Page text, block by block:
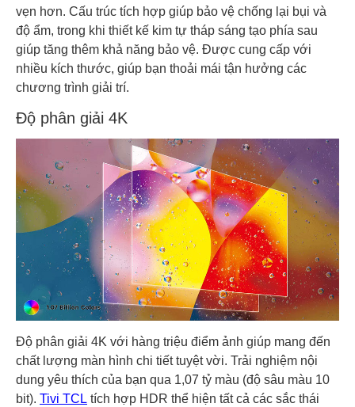
vẹn hơn. Cấu trúc tích hợp giúp bảo vệ chống lại bụi và
độ ẩm, trong khi thiết kế kim tự tháp sáng tạo phía sau
giúp tăng thêm khả năng bảo vệ. Được cung cấp với
nhiều kích thước, giúp bạn thoải mái tận hưởng các
chương trình giải trí.
Độ phân giải 4K
Độ phân giải 4K với hàng triệu điểm ảnh giúp mang đến
chất lượng màn hình chi tiết tuyệt vời. Trải nghiệm nội
dung yêu thích của bạn qua 1,07 tỷ màu (độ sâu màu 10
bit). Tivi TCL tích hợp HDR thể hiện tất cả các sắc thái